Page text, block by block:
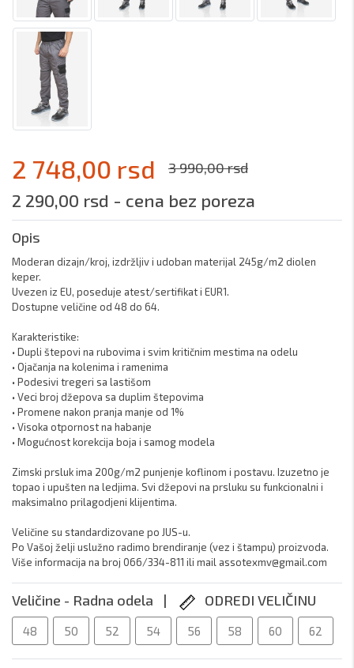
2 748,00 rsd 3 990,00 rsd
2 290,00 rsd - cena bez poreza
Opis
Moderan dizajn/kroj, izdržljiv i udoban materijal 245g/m2 diolen
keper.
Uvezen iz EU, poseduje atest/sertifikat i EUR1.
Dostupne veličine od 48 do 64.
Karakteristike:
• Dupli štepovi na rubovima i svim kritičnim mestima na odelu
• Ojačanja na kolenima i ramenima
• Podesivi tregeri sa lastišom
• Veci broj džepova sa duplim štepovima
• Promene nakon pranja manje od 1%
• Visoka otpornost na habanje
• Mogućnost korekcija boja i samog modela
Zimski prsluk ima 200g/m2 punjenje koflinom i postavu. Izuzetno je
topao i upušten na ledjima. Svi džepovi na prsluku su funkcionalni i
maksimalno prilagodjeni klijentima.
Veličine su standardizovane po JUS-u.
Po Vašoj želji uslužno radimo brendiranje (vez i štampu) proizvoda.
Više informacija na broj 066/334-811 ili mail assotexmv@gmail.com
Veličine - Radna odela | ODREDI VELIČINU
48 50 52 54 56 58 60 62